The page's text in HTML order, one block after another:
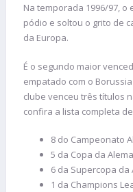
Na temporada 1996/97,
pódio e soltou o grito de
da Europa.
É o segundo maior
empatado com o
clube venceu três títulos
confira a lista completa
8 do Campeonato
5 da Copa da
6 da Supercopa da
1 da Champions